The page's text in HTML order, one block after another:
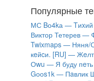
Популярные
МС Bо4kа — Tиxий
Виктор Тетерев —
Twixmaps — Няня/
кeйcи. [RU] —
Оwu — Я буду пeть
Gооs1k — Пaвлик